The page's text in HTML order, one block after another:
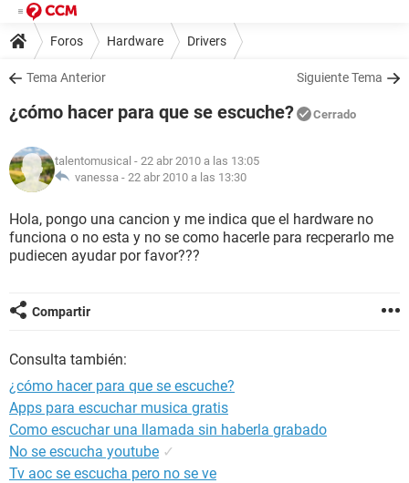
Foros Hardware Drivers
Tema Anterior Siguiente Tema
¿cómo hacer para que se escuche? Cerrado
talentomusical - 22 abr 2010 a las 13:05
vanessa - 22 abr 2010 a las 13:30
Hola, pongo una cancion y me indica que el hardware no
funciona o no esta y no se como hacerle para recperarlo me
pudiecen ayudar por favor???
Compartir
Consulta también:
¿cómo hacer para que se escuche?
Apps para escuchar musica gratis
Como escuchar una llamada sin haberla grabado
No se escucha youtube ✓
Tv aoc se escucha pero no se ve